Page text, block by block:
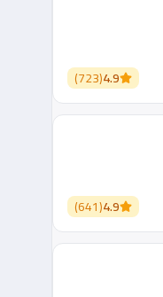
4.9
(
723
)
4.9
(
641
)